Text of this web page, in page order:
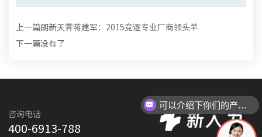
上一篇朗新天霁蒋建军：2015竞逐专业厂商领头羊
下一篇没有了
咨询电话
400-6913-788